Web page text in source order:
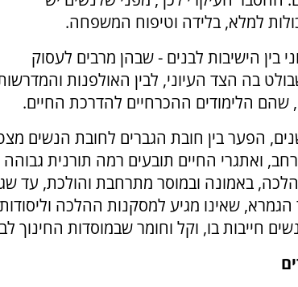
למלא, בלידה וטיפוח המשפחה.
בין הישיבות לבנים - שבהן מרבים לעסוק
בה הצד העיוני, לבין האולפנות
שהם הלימודים ההכרחיים להדרכת החיים.
הפער בין חובת הגברים לחובת הנשים
ואתגרי החיים תובעים רמה תורנית
באמונה ובמוסר מתרחבת והולכת, עד
שאינו מגיע למסקנות ההלכה
חייבות בו, וקל וחומר שבמוסדות החינוך